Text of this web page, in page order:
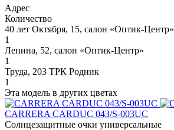
Адрес
Количество
40 лет Октября, 15, салон «Оптик-Центр»
1
Ленина, 52, салон «Оптик-Центр»
1
Труда, 203 ТРК Родник
1
Эта модель в других цветах
CARRERA CARDUC 043/S-003UC
Солнцезащитные очки универсальные